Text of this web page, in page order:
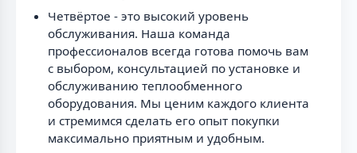
Четвёртое - это высокий уровень
обслуживания. Наша команда
профессионалов всегда готова помочь вам
с выбором, консультацией по установке и
обслуживанию теплообменного
оборудования. Мы ценим каждого клиента
и стремимся сделать его опыт покупки
максимально приятным и удобным.